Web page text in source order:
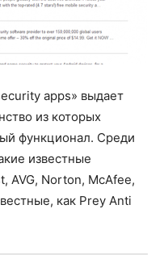
apps» выдает
из которых
функционал. Среди
известные
AVG, Norton, McAfee,
как Prey Anti